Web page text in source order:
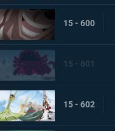
15 - 600
15 - 601
15 - 602